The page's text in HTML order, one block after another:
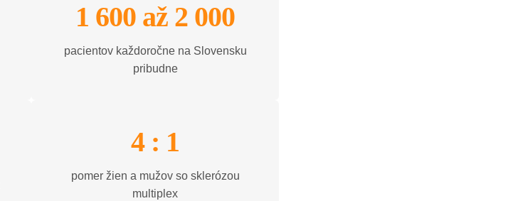
1 600 až 2 000
pacientov každoročne na Slovensku
pribudne
4 : 1
pomer žien a mužov so sklerózou
multiplex